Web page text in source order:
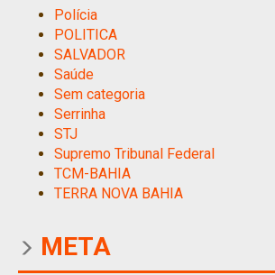
Polícia
POLITICA
SALVADOR
Saúde
Sem categoria
Serrinha
STJ
Supremo Tribunal Federal
TCM-BAHIA
TERRA NOVA BAHIA
META